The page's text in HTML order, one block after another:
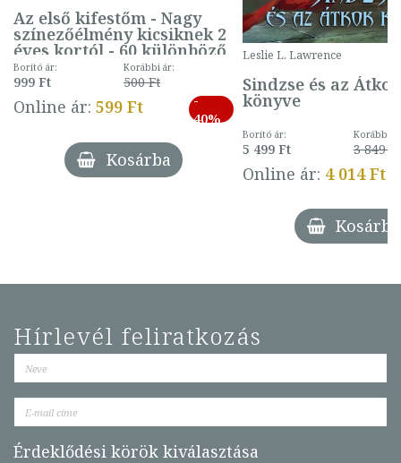
Az első kifestőm - Nagy
színezőélmény kicsiknek 2
éves kortól - 60 különböző
mintával (gombás)
Borító ár:
999 Ft
Korábbi ár:
500 Ft
Online ár: 599 Ft
-
40%
Kosárba
Leslie L. Lawrence
Sindzse és az Átkok
könyve
Borító ár:
5 499 Ft
Korábbi
3 849 Ft
Online ár: 4 014 Ft
Kosárba
Hírlevél feliratkozás
Érdeklődési körök kiválasztása